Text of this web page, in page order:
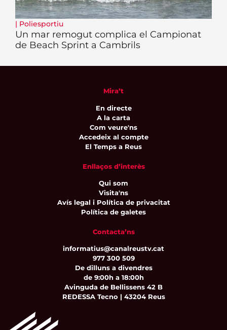
| Poliesportiu
Un mar remogut complica el Campionat
de Beach Sprint a Cambrils
Mira’t
En directe
A la carta
Com veure'ns
Accedeix al compte
El Temps a Reus
Enllaços d’interès
Qui som
Visita'ns
Avís legal i Política de privacitat
Política de galetes
Contacta’ns
informatius@canalreustv.cat
977 300 509
De dilluns a divendres
de 9:00h a 18:00h
Avinguda de Bellissens 42 B
REDESSA Tecno | 43204 Reus